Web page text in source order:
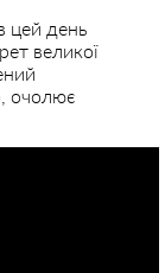
цей день
великої
очолює